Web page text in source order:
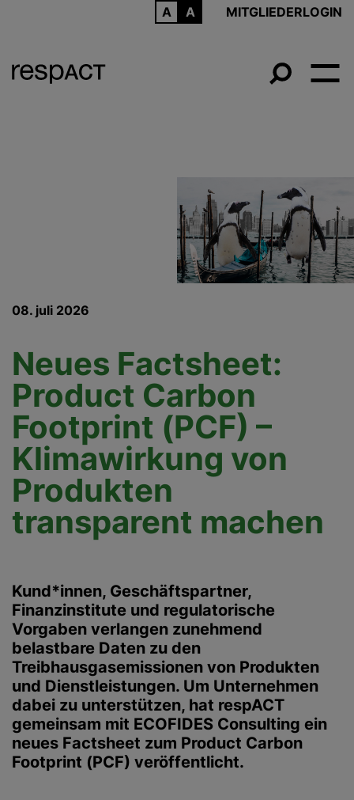
MITGLIEDERLOGIN
08. juli 2026
Neues Factsheet:
Product Carbon
Footprint (PCF) –
Klimawirkung von
Produkten
transparent machen
Kund*innen, Geschäftspartner,
Finanzinstitute und regulatorische
Vorgaben verlangen zunehmend
belastbare Daten zu den
Treibhausgasemissionen von Produkten
und Dienstleistungen. Um Unternehmen
dabei zu unterstützen, hat respACT
gemeinsam mit ECOFIDES Consulting ein
neues Factsheet zum Product Carbon
Footprint (PCF) veröffentlicht.